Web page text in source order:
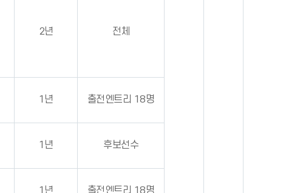
2년 전체
1년 출전엔트리 18명
1년 후보선수
1년 출전엔트리 18명